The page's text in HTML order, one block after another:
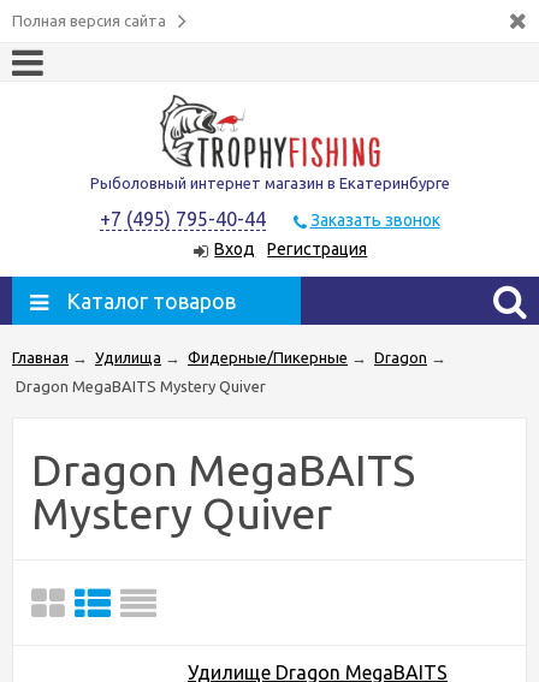
Полная версия сайта
Рыболовный интернет магазин в Екатеринбурге
+7 (495) 795-40-44
Заказать звонок
Вход
Регистрация
Каталог товаров
Главная → Удилища → Фидерные/Пикерные → Dragon →
Dragon MegaBAITS Mystery Quiver
Dragon MegaBAITS
Mystery Quiver
Удилище Dragon MegaBAITS